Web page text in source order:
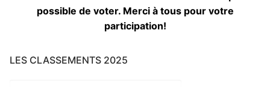
possible de voter. Merci à tous pour votre
participation!
LES CLASSEMENTS 2025